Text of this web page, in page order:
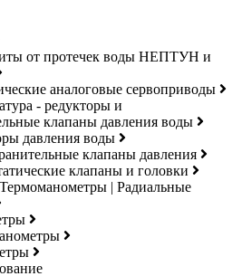
от протечек воды НЕПТУН и
аналоговые сервоприводы
- редукторы и
клапаны давления воды
давления воды
клапаны давления
клапаны и головки
| Радиальные